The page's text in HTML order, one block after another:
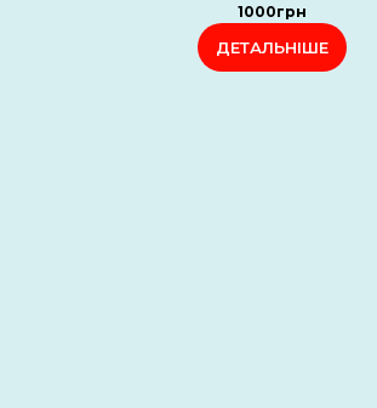
1000грн
ДЕТАЛЬНІШЕ